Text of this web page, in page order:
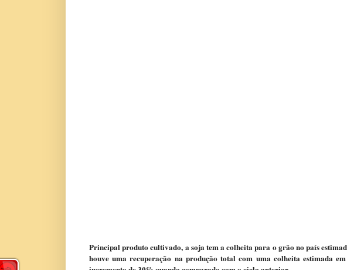
Principal produto cultivado, a soja tem a colheita para o grão no país
houve uma recuperação na produção total com uma colheita estimada